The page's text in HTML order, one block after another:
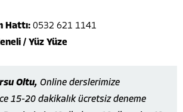
Hattı: 0532 621 1141
/ Yüz Yüze
Oltu, Online derslerimize
15-20 dakikalık ücretsiz deneme